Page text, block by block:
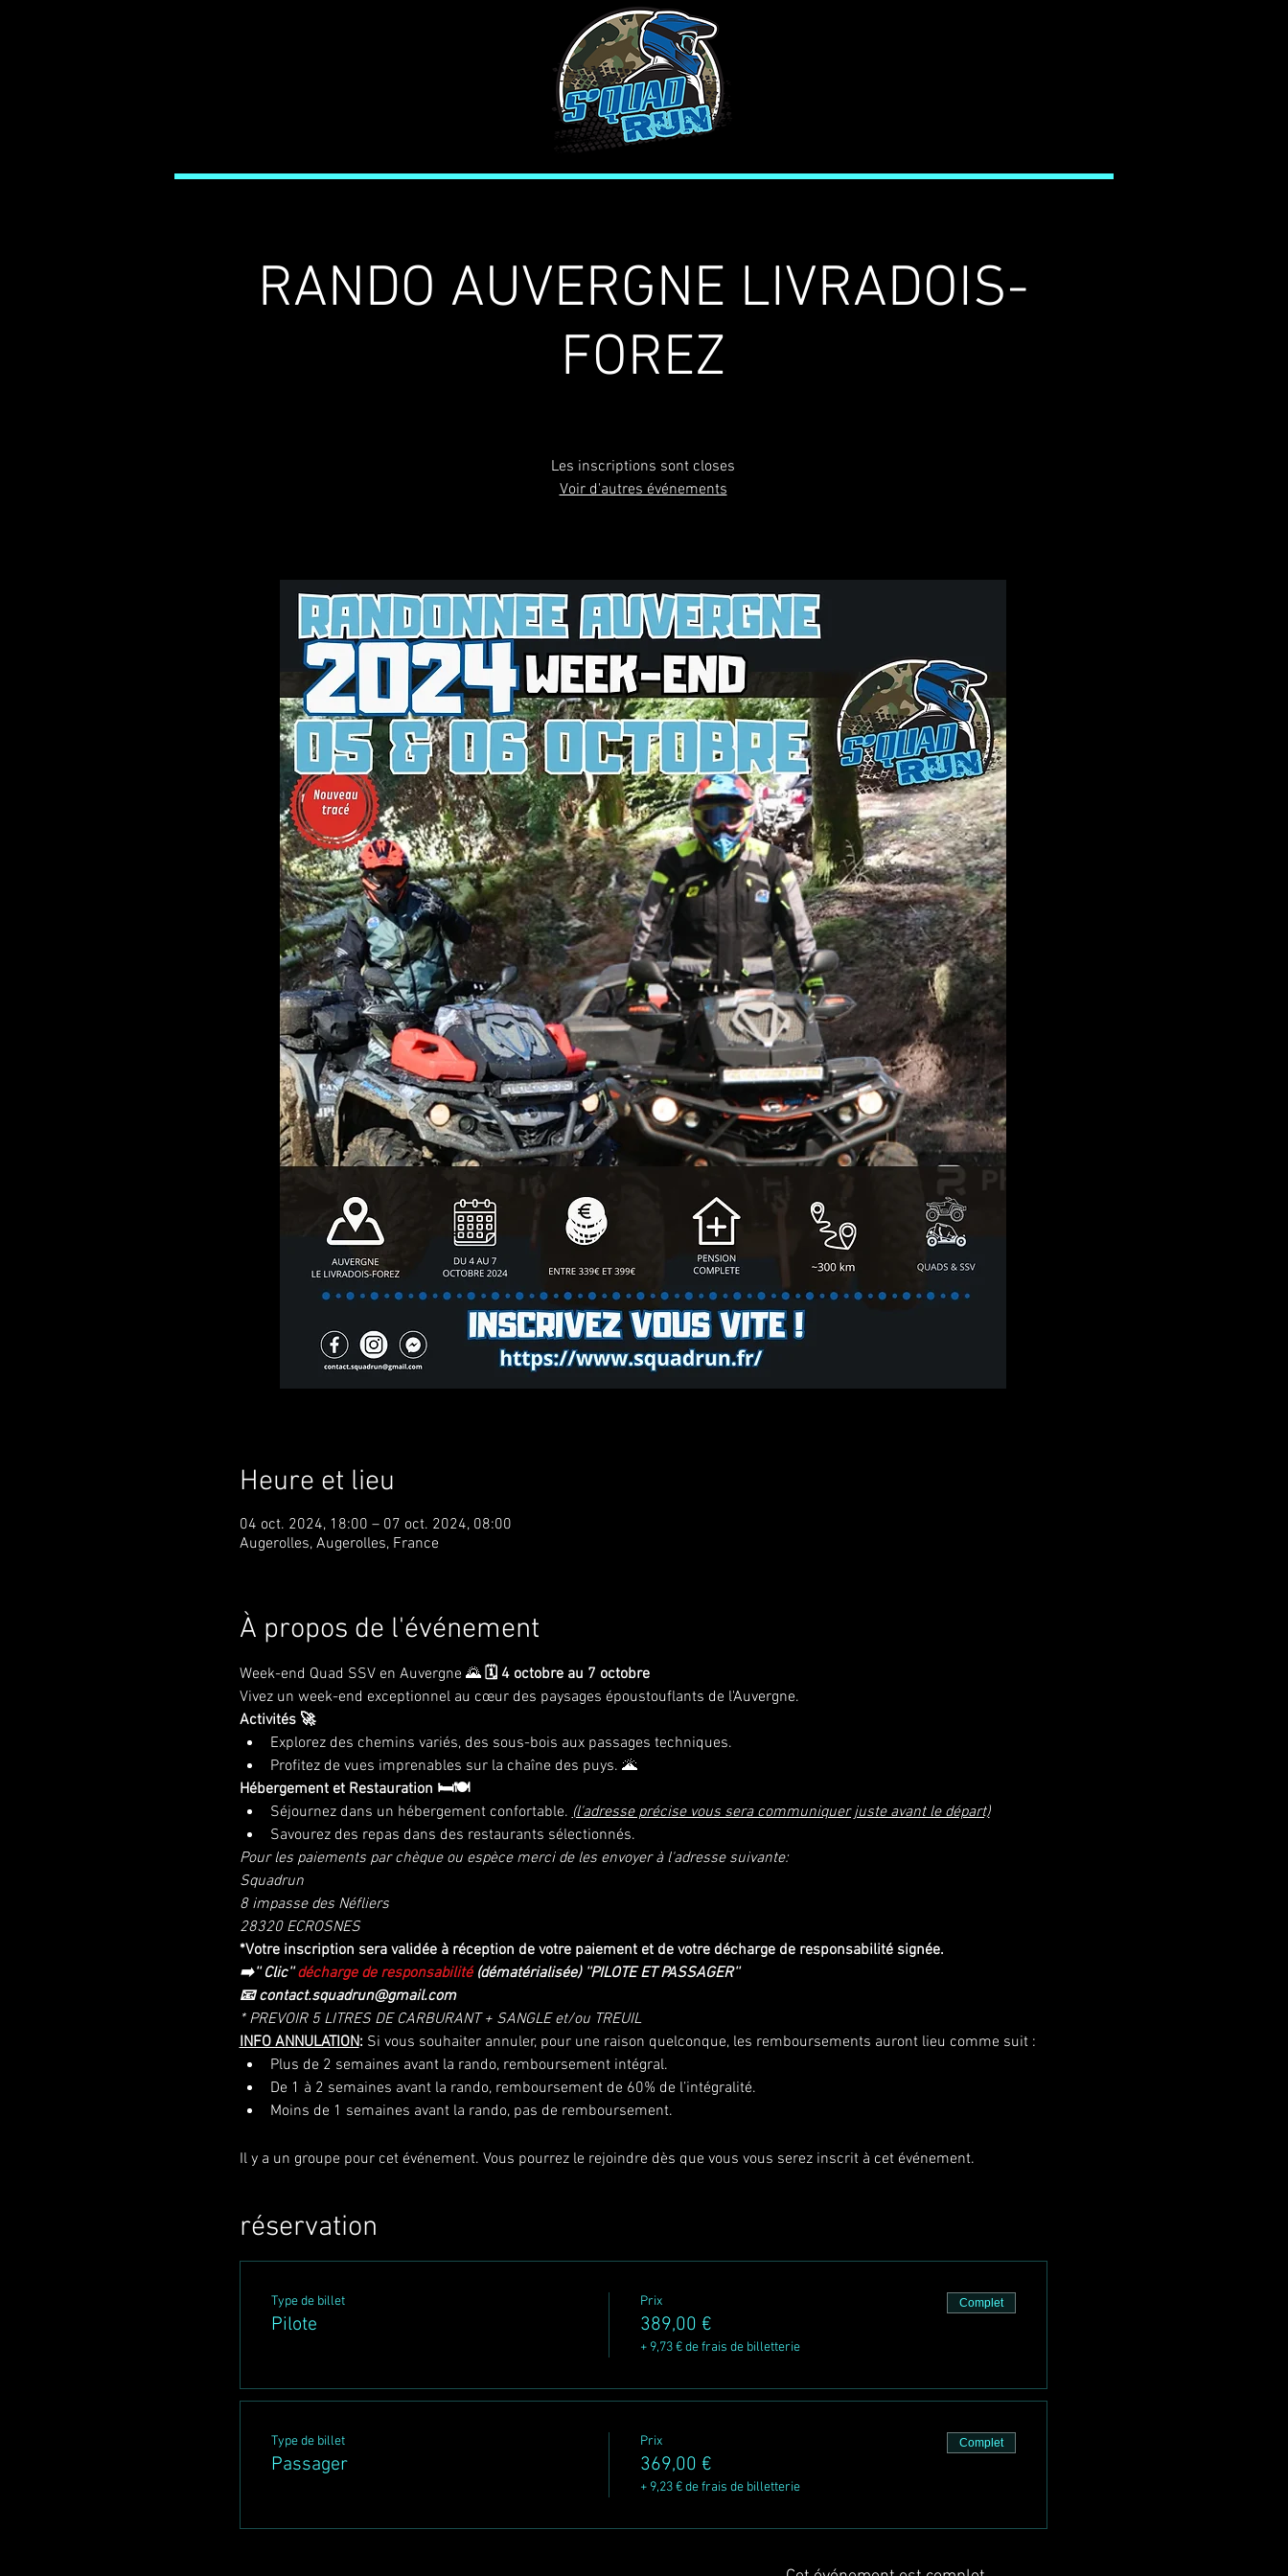
RANDO AUVERGNE LIVRADOIS-
FOREZ
Les inscriptions sont closes
Voir d'autres événements
Heure et lieu
04 oct. 2024, 18:00 – 07 oct. 2024, 08:00
Augerolles, Augerolles, France
À propos de l'événement
Week-end Quad SSV en Auvergne 🌄 🗓️ 4 octobre au 7 octobre
Vivez un week-end exceptionnel au cœur des paysages époustouflants de l'Auvergne.
Activités 🚀
Explorez des chemins variés, des sous-bois aux passages techniques.
Profitez de vues imprenables sur la chaîne des puys. 🌋
Hébergement et Restauration 🛏️🍽️
Séjournez dans un hébergement confortable. (l'adresse précise vous sera communiquer juste avant le départ)
Savourez des repas dans des restaurants sélectionnés.
Pour les paiements par chèque ou espèce merci de les envoyer à l'adresse suivante:
Squadrun
8 impasse des Néfliers
28320 ECROSNES
*Votre inscription sera validée à réception de votre paiement et de votre décharge de responsabilité signée.
➡️'' Clic'' décharge de responsabilité (dématérialisée) ''PILOTE ET PASSAGER''
📧 contact.squadrun@gmail.com
* PREVOIR 5 LITRES DE CARBURANT + SANGLE et/ou TREUIL
INFO ANNULATION: Si vous souhaiter annuler, pour une raison quelconque, les remboursements auront lieu comme suit :
Plus de 2 semaines avant la rando, remboursement intégral.
De 1 à 2 semaines avant la rando, remboursement de 60% de l’intégralité.
Moins de 1 semaines avant la rando, pas de remboursement.
Il y a un groupe pour cet événement. Vous pourrez le rejoindre dès que vous vous serez inscrit à cet événement.
réservation
Type de billet
Pilote
Prix
389,00 €
+ 9,73 € de frais de billetterie
Complet
Type de billet
Passager
Prix
369,00 €
+ 9,23 € de frais de billetterie
Complet